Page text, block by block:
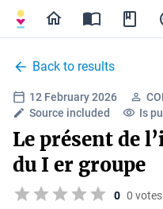
Back to results
12 February 2026
Source included
Is
Le présent de
du I er groupe
0 0 votes